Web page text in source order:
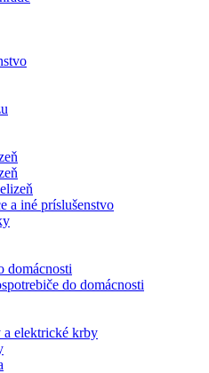
a iné príslušenstvo
domácnosti
do domácnosti
elektrické krby